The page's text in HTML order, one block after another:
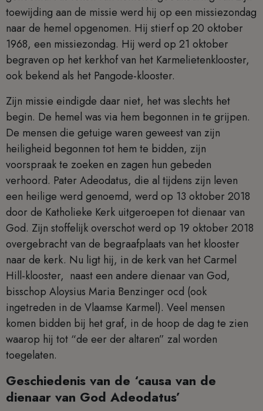
toewijding aan de missie werd hij op een missiezondag
naar de hemel opgenomen. Hij stierf op 20 oktober
1968, een missiezondag. Hij werd op 21 oktober
begraven op het kerkhof van het Karmelietenklooster,
ook bekend als het Pangode-klooster.
Zijn missie eindigde daar niet, het was slechts het
begin. De hemel was via hem begonnen in te grijpen.
De mensen die getuige waren geweest van zijn
heiligheid begonnen tot hem te bidden, zijn
voorspraak te zoeken en zagen hun gebeden
verhoord. Pater Adeodatus, die al tijdens zijn leven
een heilige werd genoemd, werd op 13 oktober 2018
door de Katholieke Kerk uitgeroepen tot dienaar van
God. Zijn stoffelijk overschot werd op 19 oktober 2018
overgebracht van de begraafplaats van het klooster
naar de kerk. Nu ligt hij, in de kerk van het Carmel
Hill-klooster, naast een andere dienaar van God,
bisschop Aloysius Maria Benzinger ocd (ook
ingetreden in de Vlaamse Karmel). Veel mensen
komen bidden bij het graf, in de hoop de dag te zien
waarop hij tot “de eer der altaren” zal worden
toegelaten.
Geschiedenis van de ‘causa van de
dienaar van God Adeodatus’